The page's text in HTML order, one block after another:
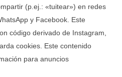
(p.ej.: «tuitear») en redes
y Facebook. Este
código derivado de Instagram,
cookies. Este contenido
para anuncios